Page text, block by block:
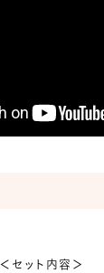
＜セット内容＞